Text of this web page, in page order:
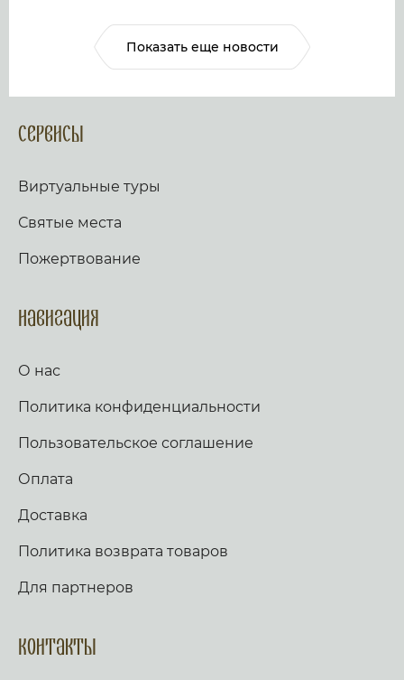
Показать еще новости
Сервисы
Виртуальные туры
Святые места
Пожертвование
Навигация
О нас
Политика конфиденциальности
Пользовательское соглашение
Оплата
Доставка
Политика возврата товаров
Для партнеров
Контакты